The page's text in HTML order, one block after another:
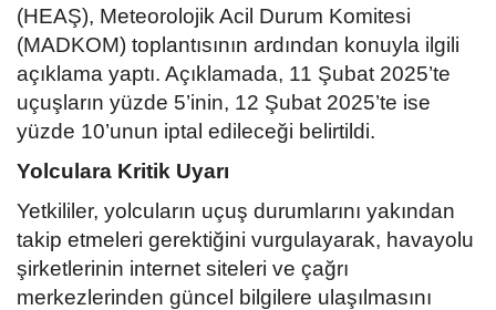
(HEAŞ), Meteorolojik Acil Durum Komitesi
(MADKOM) toplantısının ardından konuyla ilgili
açıklama yaptı. Açıklamada, 11 Şubat 2025’te
uçuşların yüzde 5’inin, 12 Şubat 2025’te ise
yüzde 10’unun iptal edileceği belirtildi.
Yolculara Kritik Uyarı
Yetkililer, yolcuların uçuş durumlarını yakından
takip etmeleri gerektiğini vurgulayarak, havayolu
şirketlerinin internet siteleri ve çağrı
merkezlerinden güncel bilgilere ulaşılmasını